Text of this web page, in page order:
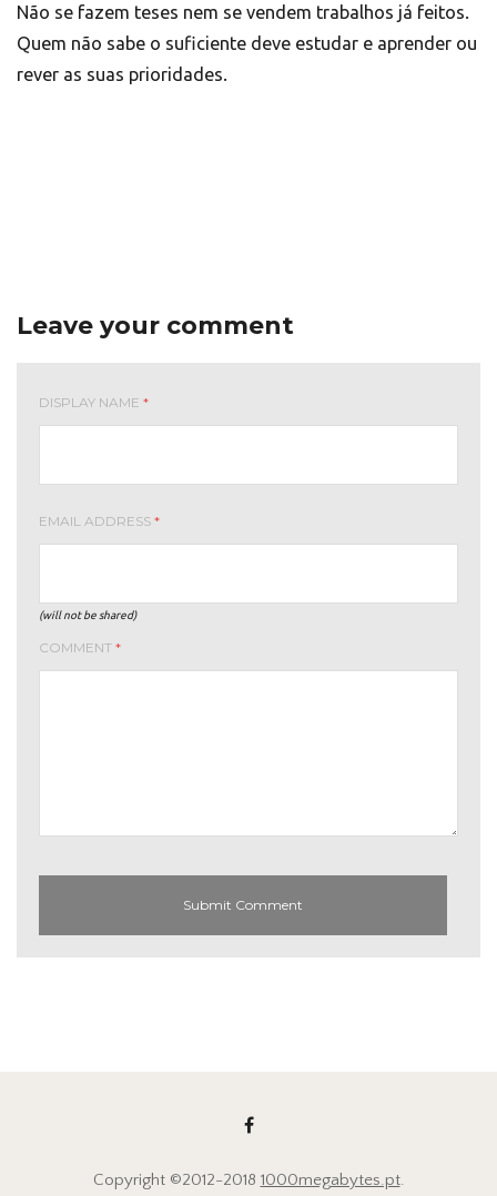
Não se fazem teses nem se vendem trabalhos já feitos.
Quem não sabe o suficiente deve estudar e aprender ou
rever as suas prioridades.
Leave your comment
DISPLAY NAME *
EMAIL ADDRESS *
(will not be shared)
COMMENT *
Copyright ©2012-2018 1000megabytes.pt.